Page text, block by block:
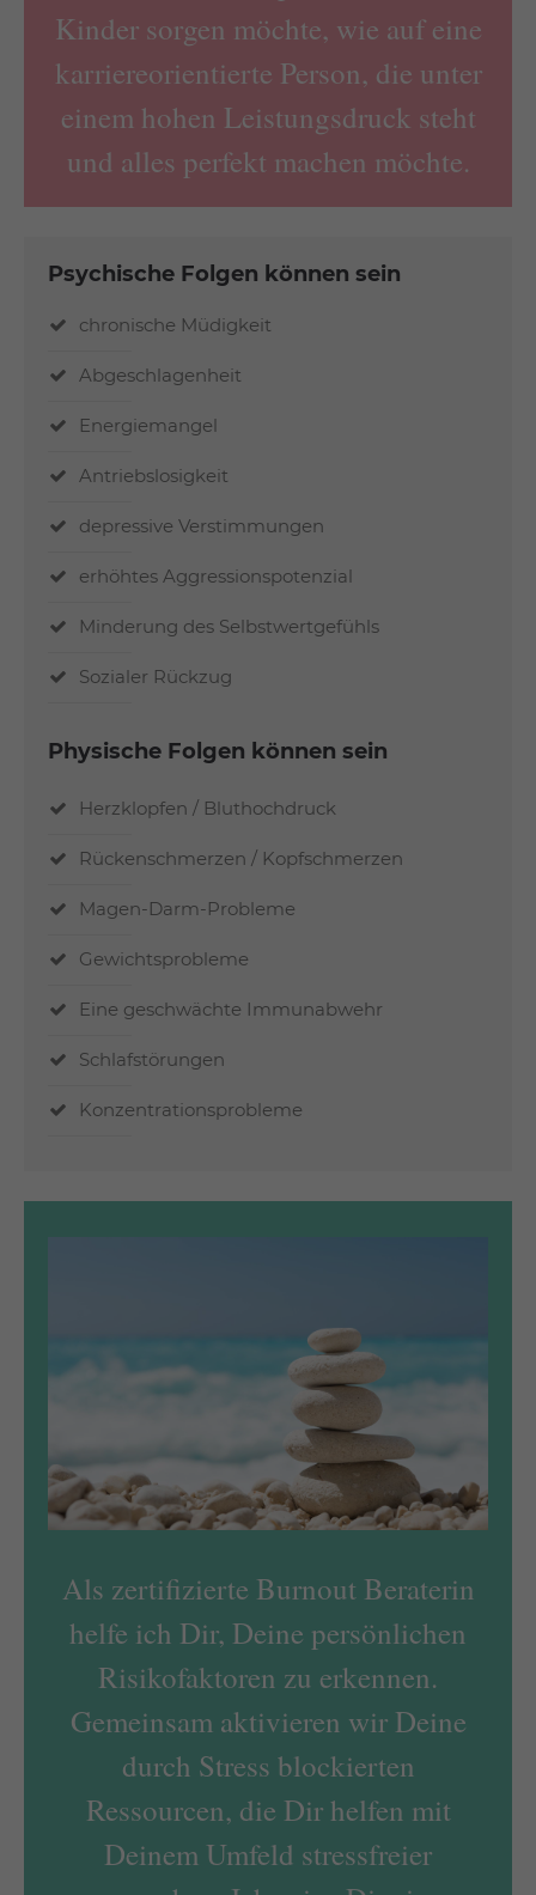
Kinder sorgen möchte, wie auf eine
karriereorientierte Person, die unter
einem hohen Leistungsdruck steht
und alles perfekt machen möchte.
Psychische Folgen können sein
chronische Müdigkeit
Abgeschlagenheit
Energiemangel
Antriebslosigkeit
depressive Verstimmungen
erhöhtes Aggressionspotenzial
Minderung des Selbstwertgefühls
Sozialer Rückzug
Physische Folgen können sein
Herzklopfen / Bluthochdruck
Rückenschmerzen / Kopfschmerzen
Magen-Darm-Probleme
Gewichtsprobleme
Eine geschwächte Immunabwehr
Schlafstörungen
Konzentrationsprobleme
Als zertifizierte Burnout Beraterin
helfe ich Dir, Deine persönlichen
Risikofaktoren zu erkennen.
Gemeinsam aktivieren wir Deine
durch Stress blockierten
Ressourcen, die Dir helfen mit
Deinem Umfeld stressfreier